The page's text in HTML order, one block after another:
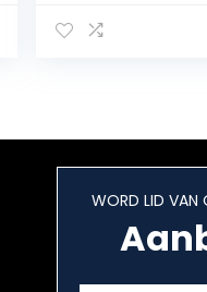
Met Bodem
WORD LID VAN